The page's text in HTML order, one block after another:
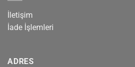
İletişim
İade İşlemleri
ADRES